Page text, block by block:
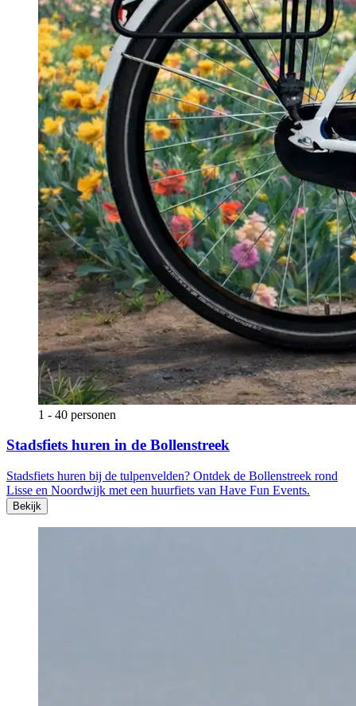
1 - 40 personen
Stadsfiets huren in de Bollenstreek
Stadsfiets huren bij de tulpenvelden? Ontdek de Bollenstreek rond
Lisse en Noordwijk met een huurfiets van Have Fun Events.
Bekijk